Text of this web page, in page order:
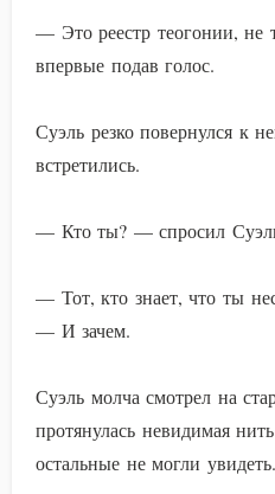
— Это реестр теогонии, не
впервые подав голос.
Суэль резко повернулся к
встретились.
— Кто ты? — спросил
— Тот, кто знает, что ты
— И зачем.
Суэль молча смотрел на
протянулась невидимая
остальные не могли увидеть.